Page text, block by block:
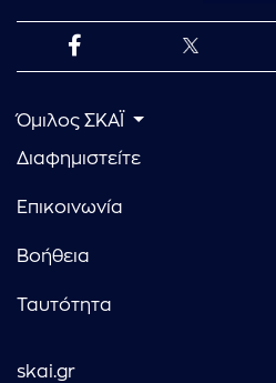
Όμιλος ΣΚΑΪ
Διαφημιστείτε
Επικοινωνία
Βοήθεια
Ταυτότητα
skai.gr